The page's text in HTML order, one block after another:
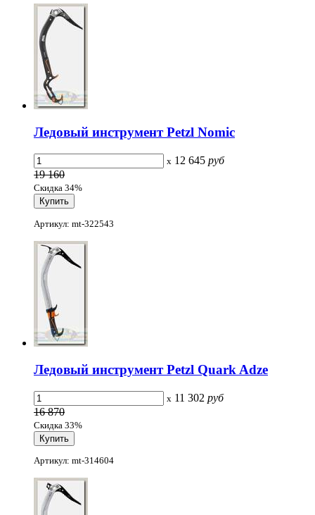
Ледовый инструмент Petzl Nomic
x 12 645 руб
19 160
Скидка 34%
Артикул: mt-322543
Ледовый инструмент Petzl Quark Adze
x 11 302 руб
16 870
Скидка 33%
Артикул: mt-314604